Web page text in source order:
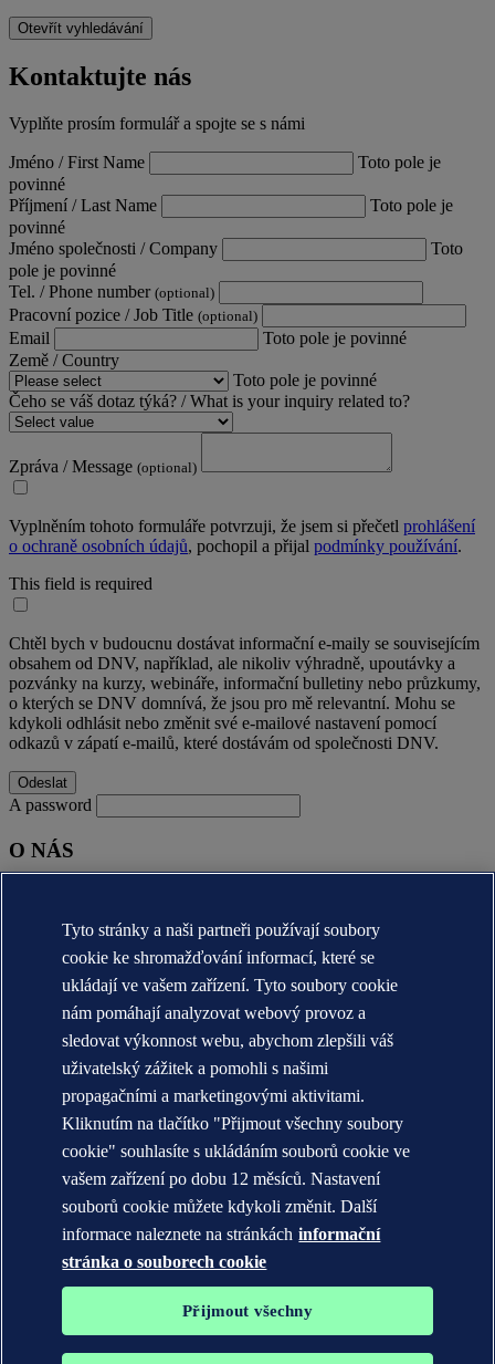
Otevřít vyhledávání
Kontaktujte nás
Vyplňte prosím formulář a spojte se s námi
Jméno / First Name
Toto pole je
povinné
Příjmení / Last Name
Toto pole je
povinné
Jméno společnosti / Company
Toto
pole je povinné
Tel. / Phone number (optional)
Pracovní pozice / Job Title (optional)
Email
Toto pole je povinné
Země / Country
Toto pole je povinné
Čeho se váš dotaz týká? / What is your inquiry related to?
Zpráva / Message (optional)
Vyplněním tohoto formuláře potvrzuji, že jsem si přečetl prohlášení
o ochraně osobních údajů, pochopil a přijal podmínky používání.
This field is required
Chtěl bych v budoucnu dostávat informační e-maily se souvisejícím
obsahem od DNV, například, ale nikoliv výhradně, upoutávky a
pozvánky na kurzy, webináře, informační bulletiny nebo průzkumy,
o kterých se DNV domnívá, že jsou pro mě relevantní. Mohu se
kdykoli odhlásit nebo změnit své e-mailové nastavení pomocí
odkazů v zápatí e-mailů, které dostávám od společnosti DNV.
A password
O NÁS
Stručná historie (globální)
Annual reports
KONTAKT:
Seznamte se s týmem DNV
Prohlášení o ochraně soukromí
Podmínky použití
Copyright © DNV AS 2026
Informace o cookies
Tyto stránky a naši partneři používají soubory
cookie ke shromažďování informací, které se
ukládají ve vašem zařízení. Tyto soubory cookie
nám pomáhají analyzovat webový provoz a
sledovat výkonnost webu, abychom zlepšili váš
uživatelský zážitek a pomohli s našimi
propagačními a marketingovými aktivitami.
Kliknutím na tlačítko "Přijmout všechny soubory
cookie" souhlasíte s ukládáním souborů cookie ve
vašem zařízení po dobu 12 měsíců. Nastavení
souborů cookie můžete kdykoli změnit. Další
informace naleznete na stránkách informační
stránka o souborech cookie
Přijmout všechny